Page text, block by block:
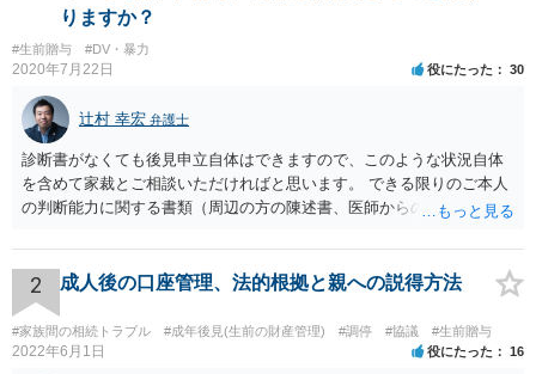
りますか？
#生前贈与 #DV・暴力
2020年7月22日 役にたった 30
辻村 幸宏 弁護士
診断書がなくても後見申立自体はできますので、このような状況自体
を含めて家裁とご相談いただければと思います。 できる限りのご本人
の判断能力に関する書類（周辺の方の陳述書、医師からの聴取書等）
をしていただければそこから先は進むのではないかと存じます。 ま
た、Aさんの意向を酌みすぎるあまりに後見申立ができない状況にして
いる施設の問題もありますので、当該地域の地域包括支援センターに
ご相談されるのもひとつの方法です。
2 成人後の口座管理、法的根拠と親への説得方法
#家族間の相続トラブル #成年後見(生前の財産管理) #調停 #協議 #生前贈与
2022年6月1日 役にたった 16